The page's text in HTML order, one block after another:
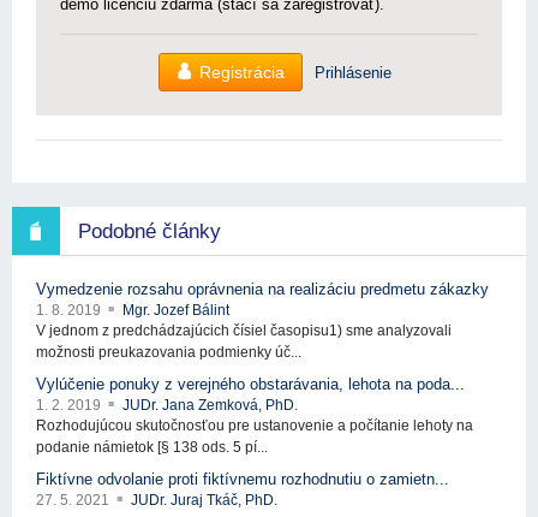
demo licenciu zdarma (stačí sa zaregistrovať).
Registrácia Prihlásenie
Podobné články
Vymedzenie rozsahu oprávnenia na realizáciu predmetu zákazky
1. 8. 2019
Mgr. Jozef Bálint
V jednom z predchádzajúcich čísiel časopisu1) sme analyzovali
možnosti preukazovania podmienky úč...
Vylúčenie ponuky z verejného obstarávania, lehota na poda...
1. 2. 2019
JUDr. Jana Zemková, PhD.
Rozhodujúcou skutočnosťou pre ustanovenie a počítanie lehoty na
podanie námietok [§ 138 ods. 5 pí...
Fiktívne odvolanie proti fiktívnemu rozhodnutiu o zamietn...
27. 5. 2021 JUDr. Juraj Tkáč, PhD.